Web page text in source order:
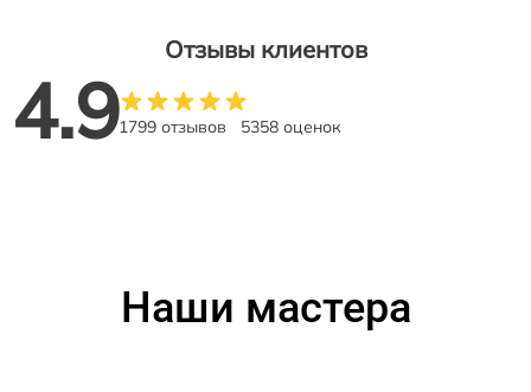
Отзывы клиентов
4.91799 отзывов 5358 оценок
Наши мастера